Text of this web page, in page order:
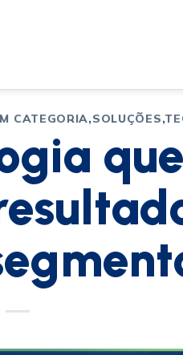
CATEGORIA,SOLUÇÕES,
que